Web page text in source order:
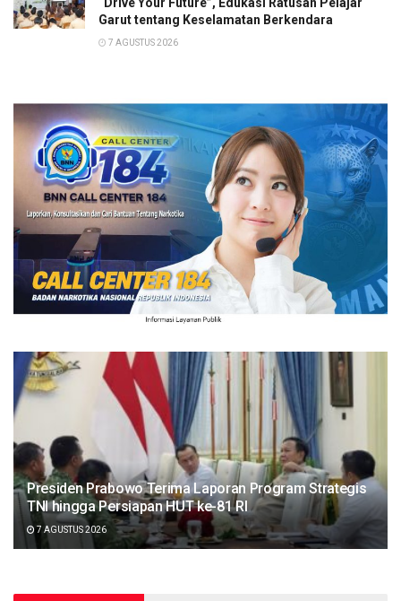
Garut tentang Keselamatan Berkendara
7 AGUSTUS 2026
Presiden Prabowo Terima Laporan Program Strategis
TNI hingga Persiapan HUT ke-81 RI
7 AGUSTUS 2026